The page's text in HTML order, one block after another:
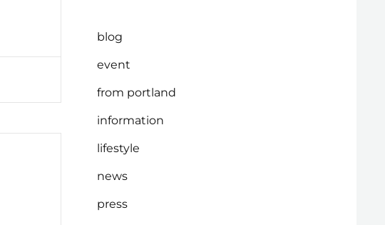
blog
event
from portland
information
lifestyle
news
press